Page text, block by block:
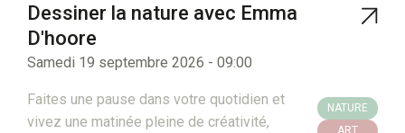
Dessiner la nature avec Emma
D'hoore
Samedi 19 septembre 2026 - 09:00
Faites une pause dans votre quotidien et
vivez une matinée pleine de créativité,
NATURE